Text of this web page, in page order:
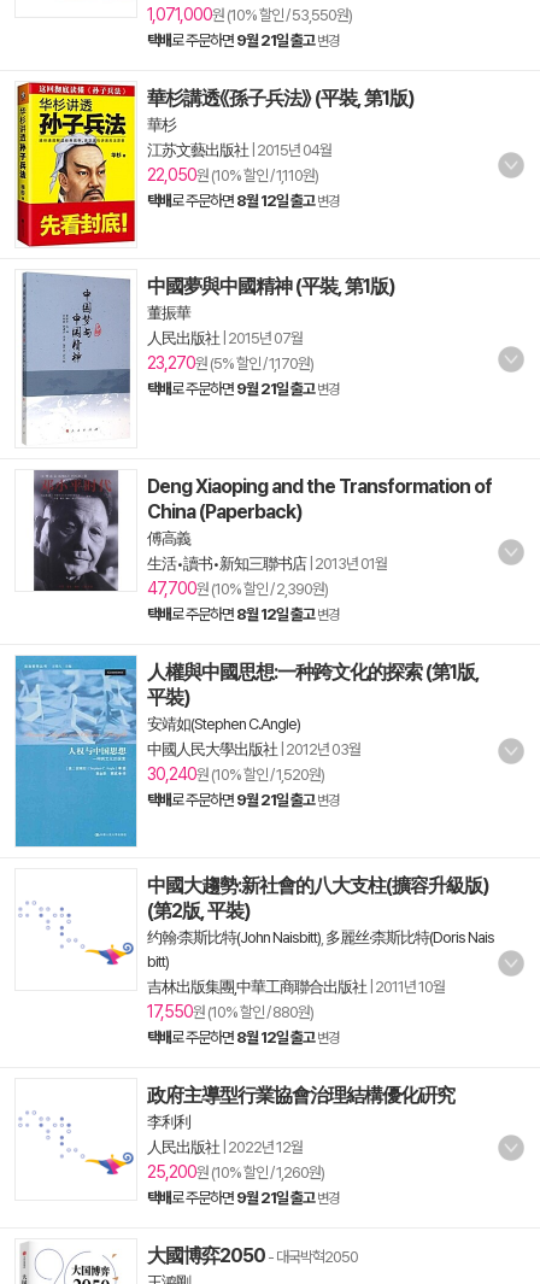
1,071,000원 (10% 할인 / 53,550원)
택배로 주문하면 9월 21일 출고 변경
華杉講透《孫子兵法》 (平裝, 第1版)
華杉
江苏文藝出版社 2015년 04월
22,050원 (10% 할인 / 1,110원)
택배로 주문하면 8월 12일 출고 변경
中國夢與中國精神 (平裝, 第1版)
董振華
人民出版社 2015년 07월
23,270원 (5% 할인 / 1,170원)
택배로 주문하면 9월 21일 출고 변경
Deng Xiaoping and the Transformation of
China (Paperback)
傅高義
生活•讀书•新知三聯书店| 2013년 01월
47,700원 (10% 할인 / 2,390원)
택배로 주문하면 8월 12일 출고 변경
人權與中國思想:一种跨文化的探索 (第1版,
平裝)
安靖如(Stephen C.Angle)
中國人民大學出版社 2012년 03월
30,240원 (10% 할인 / 1,520원)
택배로 주문하면 9월 21일 출고 변경
中國大趨勢:新社會的八大支柱(擴容升級版)
(第2版, 平裝)
约翰·柰斯比特(John Naisbitt) 多麗丝·柰斯比特(Doris Nais
bitt)
吉林出版集團,中華工商聯合出版社 2011년 10월
17,550원 (10% 할인 / 880원)
택배로 주문하면 8월 12일 출고 변경
政府主導型行業協會治理結構優化硏究
李利利
人民出版社 2022년 12월
25,200원 (10% 할인 / 1,260원)
택배로 주문하면 9월 21일 출고 변경
大國博弈2050 - 대국박혁2050